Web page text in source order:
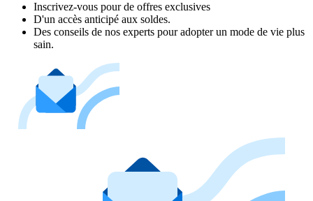
Inscrivez‑vous pour de offres exclusives
D'un accès anticipé aux soldes.
Des conseils de nos experts pour adopter un mode de vie plus
sain.